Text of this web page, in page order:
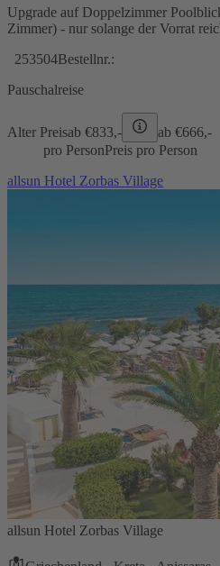
Upgrade auf Doppelzimmer
Zimmer) - nur solange der Vorrat
253504Bestellnr.:
Pauschalreise
Alter Preisab €833,- ab €666,-
pro PersonPreis pro Person
allsun Hotel Zorbas Village
allsun Hotel Zorbas Village